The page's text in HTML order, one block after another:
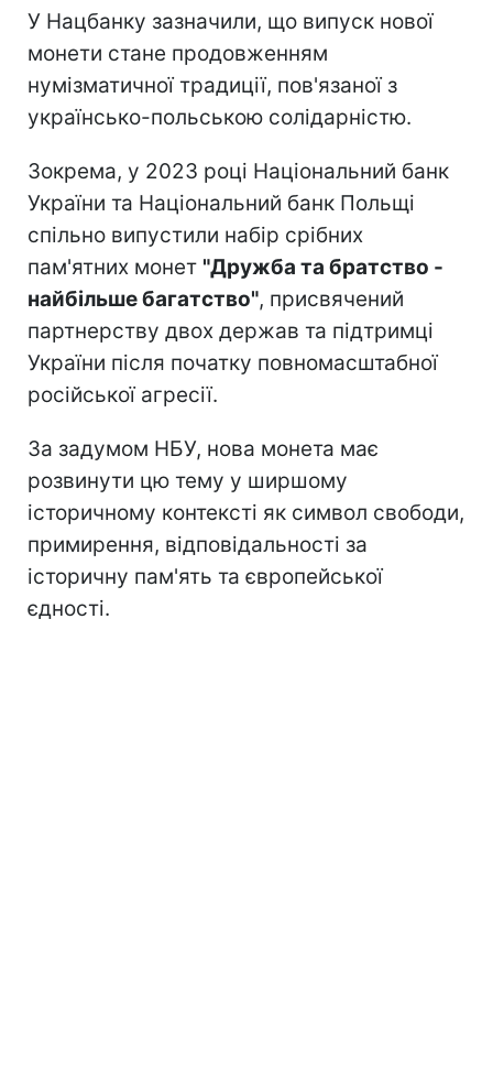
У Нацбанку зазначили, що випуск нової
монети стане продовженням
нумізматичної традиції, пов'язаної з
українсько-польською солідарністю.
Зокрема, у 2023 році Національний банк
України та Національний банк Польщі
спільно випустили набір срібних
пам'ятних монет "Дружба та братство -
найбільше багатство", присвячений
партнерству двох держав та підтримці
України після початку повномасштабної
російської агресії.
За задумом НБУ, нова монета має
розвинути цю тему у ширшому
історичному контексті як символ свободи,
примирення, відповідальності за
історичну пам'ять та європейської
єдності.